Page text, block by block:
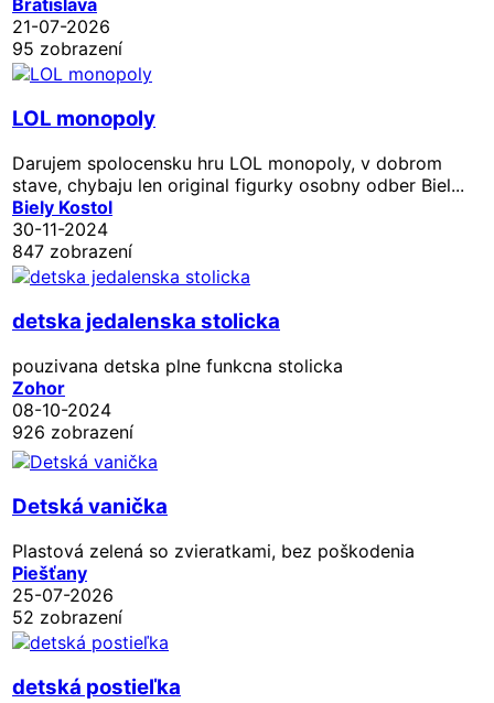
21-07-2026
95 zobrazení
LOL monopoly
Darujem spolocensku hru LOL monopoly, v dobrom
stave, chybaju len original figurky osobny odber Biel...
Biely Kostol
30-11-2024
847 zobrazení
detska jedalenska stolicka
pouzivana detska plne funkcna stolicka
Zohor
08-10-2024
926 zobrazení
Detská vanička
Plastová zelená so zvieratkami, bez poškodenia
Piešťany
25-07-2026
52 zobrazení
detská postieľka